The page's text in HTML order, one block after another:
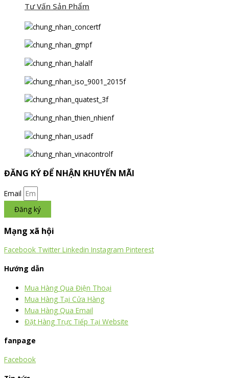
Tư Vấn Sản Phẩm
ĐĂNG KÝ ĐỂ NHẬN KHUYẾN MÃI
Email
Đăng ký
Mạng xã hội
Facebook Twitter Linkedin Instagram Pinterest
Hướng dẫn
Mua Hàng Qua Điện Thoại
Mua Hàng Tại Cửa Hàng
Mua Hàng Qua Email
Đặt Hàng Trực Tiếp Tại Website
fanpage
Facebook